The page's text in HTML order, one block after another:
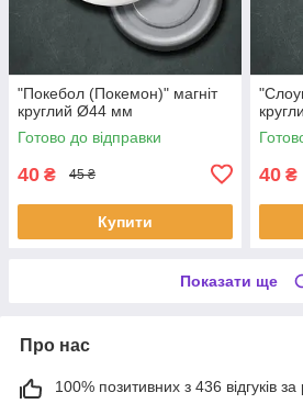
"Покебол (Покемон)" магніт
круглий Ø44 мм
Готово до відправки
40 ₴ 45 ₴
Купити
40 ₴
Показати ще
Про нас
100% позитивних з 436 відгуків за